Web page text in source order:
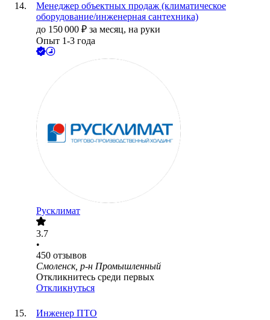
Менеджер объектных продаж (климатическое
оборудование/инженерная сантехника)
до 150 000 ₽ за месяц, на руки
Опыт 1-3 года
Русклимат
3.7
•
450 отзывов
Смоленск, р-н Промышленный
Откликнитесь среди первых
Откликнуться
Инженер ПТО